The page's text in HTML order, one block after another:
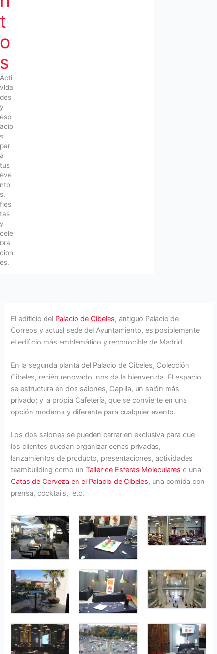
t
o
s
Acti
vida
des
y
esp
acio
s
par
a
tus
eve
nto
s,
fies
tas
y
cele
bra
cion
es.
El edificio del Palacio de Cibeles, antiguo Palacio de
Correos y actual sede del Ayuntamiento, es posiblemente
el edificio más emblemático y reconocible de Madrid.
En la segunda planta del Palacio de Cibeles, Colección
Cibeles, recién renovado, nos da la bienvenida. El espacio
se estructura en dos salones, Capilla, un salón más
privado; y la propia Cafetería, que se convierte en una
opción moderna y diferente para cualquier evento.
Los dos salones se pueden cerrar en exclusiva para que
los clientes puedan organizar cenas privadas,
lanzamientos de producto, presentaciones, actividades
teambuilding como unTaller de Esferas Moleculares o una
Catas de Cerveza en el Palacio de Cibeles, una comida con
prensa, cocktails, etc.